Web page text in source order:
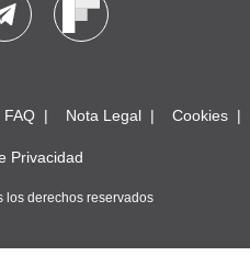
FAQ Nota Legal Cookies
Privacidad
los derechos reservados